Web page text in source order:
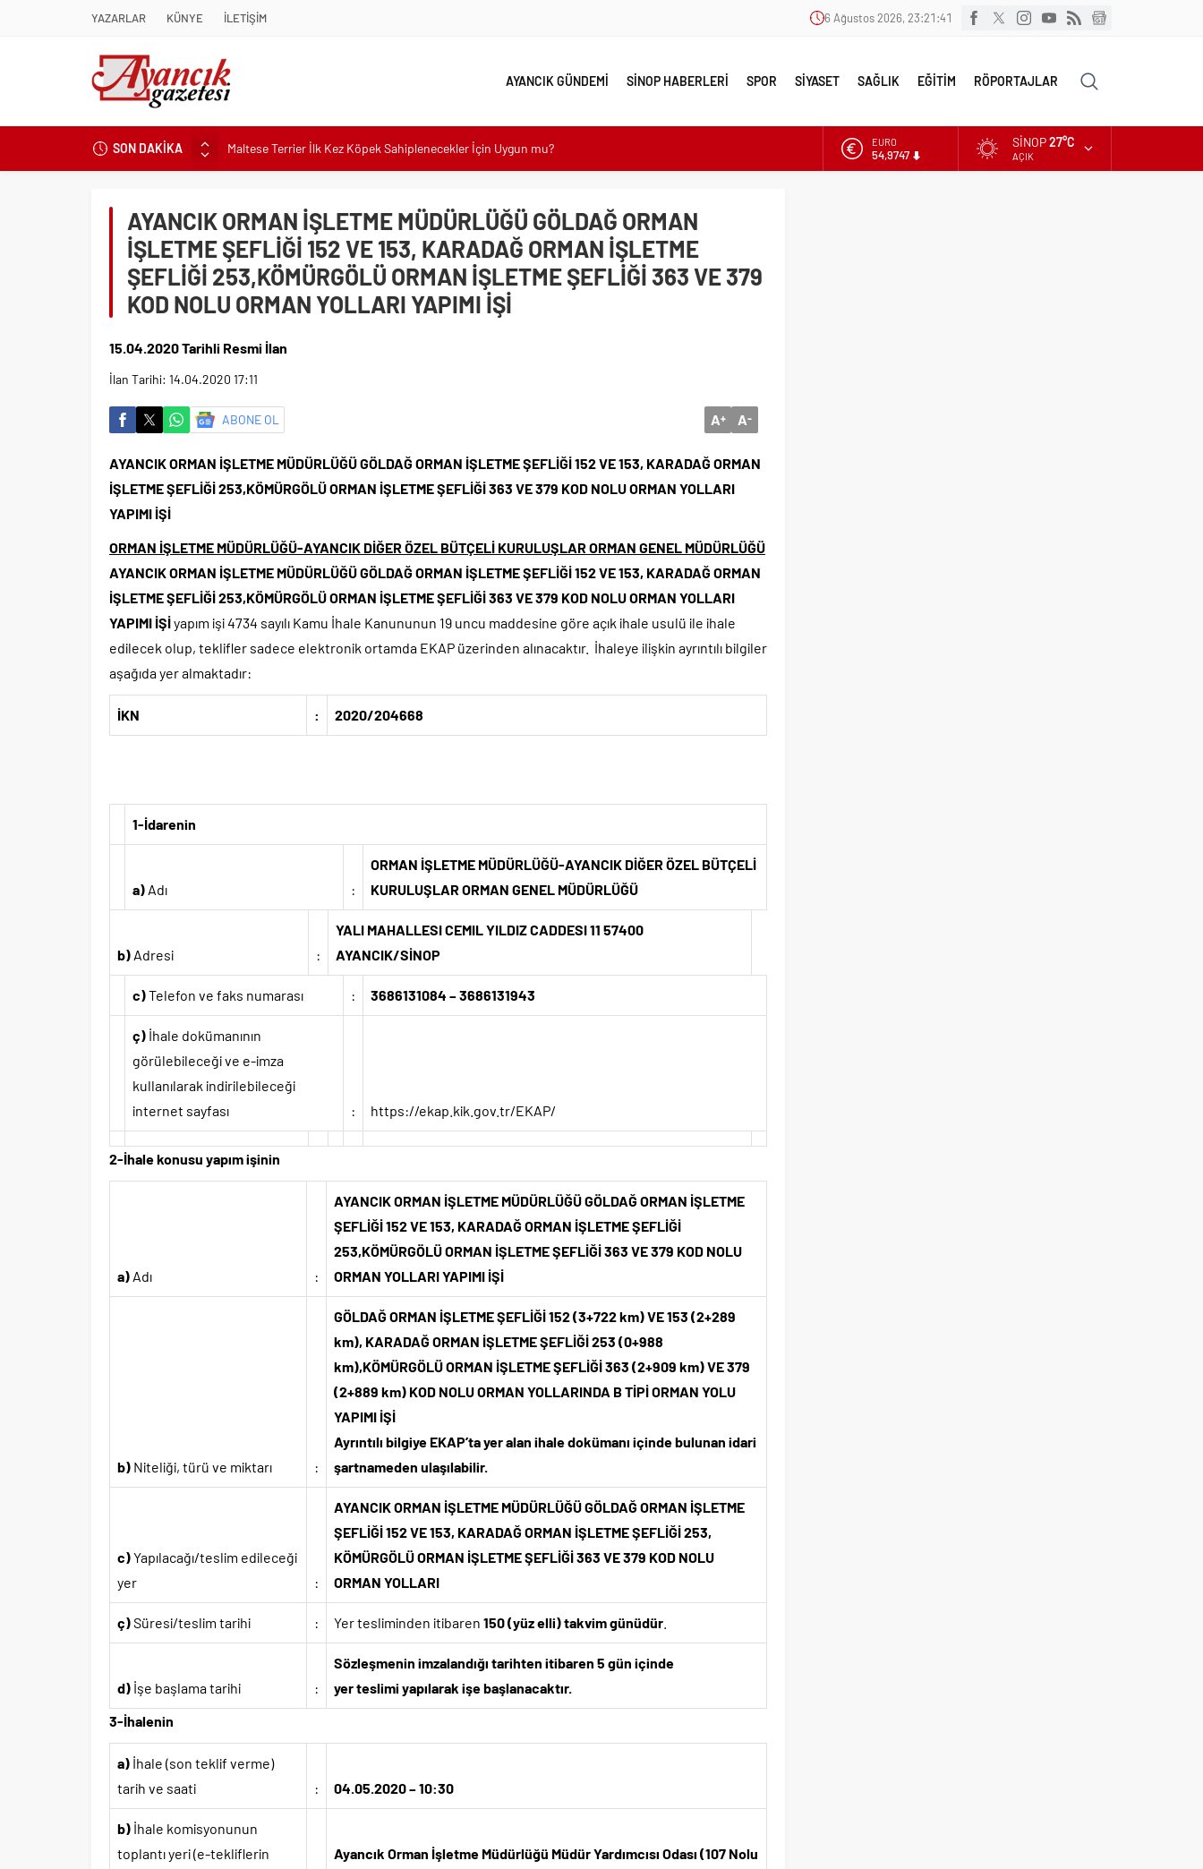
YAZARLAR KÜNYE İLETİŞİM 6 Ağustos 2026, 23:21:41
AYANCIK GÜNDEMİ SİNOP HABERLERİ SPOR SİYASET SAĞLIK EĞİTİM RÖPORTAJLAR
SON DAKİKA
Maltese Terrier İlk Kez Köpek Sahiplenecekler İçin Uygun mu?
Didim Belediyesi’nden Kent Genelinde Yol Bakım ve Onarım Çalışması
Hastalıktan Ari İşletmelerde Yeni Model Ele Alındı
Kaykay Şampiyonasının Kalbi Osmangazi’de Attı
Didim Belediyesi Üretiyor, Didim Güzelleşiyor
Pnömatik Valf Sistemlerinde Verimli Kullanım İpuçları
Sinop’ta Denize Girilecek 3 Mükemmel Yer
ALTIN
6.499,25
SINOP27°C
AÇIK
AYANCIK ORMAN İŞLETME MÜDÜRLÜĞÜ GÖLDAĞ ORMAN
İŞLETME ŞEFLİĞİ 152 VE 153, KARADAĞ ORMAN İŞLETME
ŞEFLİĞİ 253,KÖMÜRGÖLÜ ORMAN İŞLETME ŞEFLİĞİ 363 VE 379
KOD NOLU ORMAN YOLLARI YAPIMI İŞİ
15.04.2020 Tarihli Resmi İlan
İlan Tarihi: 14.04.2020 17:11
ABONE OL A+ A-
AYANCIK ORMAN İŞLETME MÜDÜRLÜĞÜ GÖLDAĞ ORMAN İŞLETME ŞEFLİĞİ 152 VE 153, KARADAĞ ORMAN
İŞLETME ŞEFLİĞİ 253,KÖMÜRGÖLÜ ORMAN İŞLETME ŞEFLİĞİ 363 VE 379 KOD NOLU ORMAN YOLLARI
YAPIMI İŞİ
ORMAN İŞLETME MÜDÜRLÜĞÜ-AYANCIK DİĞER ÖZEL BÜTÇELİ KURULUŞLAR ORMAN GENEL MÜDÜRLÜĞÜ
AYANCIK ORMAN İŞLETME MÜDÜRLÜĞÜ GÖLDAĞ ORMAN İŞLETME ŞEFLİĞİ 152 VE 153, KARADAĞ ORMAN
İŞLETME ŞEFLİĞİ 253,KÖMÜRGÖLÜ ORMAN İŞLETME ŞEFLİĞİ 363 VE 379 KOD NOLU ORMAN YOLLARI
YAPIMI İŞİyapım işi 4734 sayılı Kamu İhale Kanununun 19 uncu maddesine göre açık ihale usulü ile ihale
edilecek olup, teklifler sadece elektronik ortamda EKAP üzerinden alınacaktır. İhaleye ilişkin ayrıntılı bilgiler
aşağıda yer almaktadır:
İKN : 2020/204668
1-İdarenin
a) Adı :
ORMAN İŞLETME MÜDÜRLÜĞÜ-AYANCIK DİĞER ÖZEL BÜTÇELİ
KURULUŞLAR ORMAN GENEL MÜDÜRLÜĞÜ
b) Adresi :
YALI MAHALLESI CEMIL YILDIZ CADDESI 11 57400
AYANCIK/SİNOP
c)Telefon ve faks numarası : 3686131084 – 3686131943
ç) İhale dokümanının
görülebileceği ve e-imza
kullanılarak indirilebileceği
internet sayfası
: https://ekap.kik.gov.tr/EKAP/
2-İhale konusu yapım işinin
a) Adı :
AYANCIK ORMAN İŞLETME MÜDÜRLÜĞÜ GÖLDAĞ ORMAN İŞLETME
ŞEFLİĞİ 152 VE 153, KARADAĞ ORMAN İŞLETME ŞEFLİĞİ
253,KÖMÜRGÖLÜ ORMAN İŞLETME ŞEFLİĞİ 363 VE 379 KOD NOLU
ORMAN YOLLARI YAPIMI İŞİ
b) Niteliği, türü ve miktarı :
GÖLDAĞ ORMAN İŞLETME ŞEFLİĞİ 152 (3+722 km) VE 153 (2+289
km), KARADAĞ ORMAN İŞLETME ŞEFLİĞİ 253 (0+988
km),KÖMÜRGÖLÜ ORMAN İŞLETME ŞEFLİĞİ 363 (2+909 km) VE 379
(2+889 km) KOD NOLU ORMAN YOLLARINDA B TİPİ ORMAN YOLU
YAPIMI İŞİ
Ayrıntılı bilgiye EKAP’ta yer alan ihale dokümanı içinde bulunan idari
şartnameden ulaşılabilir.
c)Yapılacağı/teslim edileceği
yer
:
AYANCIK ORMAN İŞLETME MÜDÜRLÜĞÜ GÖLDAĞ ORMAN İŞLETME
ŞEFLİĞİ 152 VE 153, KARADAĞ ORMAN İŞLETME ŞEFLİĞİ 253,
KÖMÜRGÖLÜ ORMAN İŞLETME ŞEFLİĞİ 363 VE 379 KOD NOLU
ORMAN YOLLARI
ç)Süresi/teslim tarihi : Yer tesliminden itibaren 150 (yüz elli) takvim günüdür
d) İşe başlama tarihi :
Sözleşmenin imzalandığı tarihten itibaren 5 gün içinde
yer teslimi yapılarak işe başlanacaktır.
3-İhalenin
a) İhale (son teklif verme)
tarih ve saati
: 04.05.2020 – 10:30
b) İhale komisyonunun
toplantı yeri (e-tekliflerin
Ayancık Orman İşletme Müdürlüğü Müdür Yardımcısı Odası (107 Nolu